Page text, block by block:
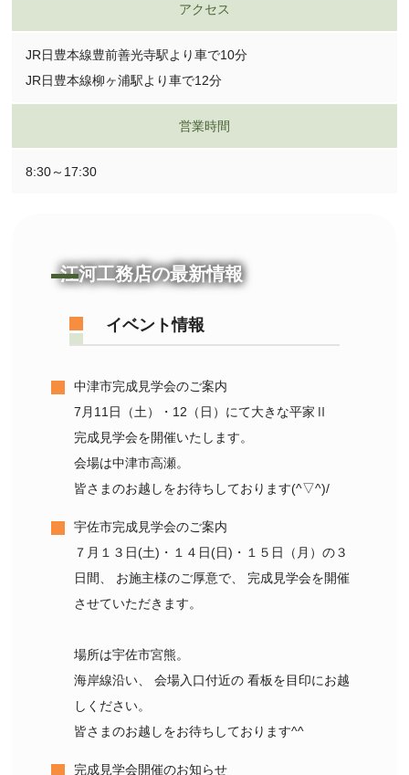
アクセス
JR日豊本線豊前善光寺駅より車で10分
JR日豊本線柳ヶ浦駅より車で12分
営業時間
8:30～17:30
江河工務店の最新情報
イベント情報
中津市完成見学会のご案内
7月11日（土）・12（日）にて大きな平家Ⅱ
完成見学会を開催いたします。
会場は中津市高瀬。
皆さまのお越しをお待ちしております(^▽^)/
宇佐市完成見学会のご案内
７月１３日(土)・１４日(日)・１５日（月）の３
日間、 お施主様のご厚意で、 完成見学会を開催
させていただきます。
場所は宇佐市宮熊。
海岸線沿い、 会場入口付近の 看板を目印にお越
しください。
皆さまのお越しをお待ちしております^^
完成見学会開催のお知らせ